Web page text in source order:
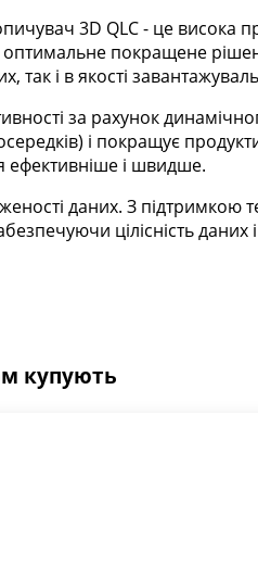
3D QLC - це висока
оптимальне покращене
так і в якості
за рахунок
і покращує
ефективніше і швидше.
даних. З підтримкою
цілісність
купують